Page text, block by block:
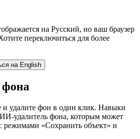
на Русский, но ваш браузер
переключиться для более
на English
и удалите фон в один клик. Навыки
удалитель фона, которым может
режимами «Сохранить объект» и